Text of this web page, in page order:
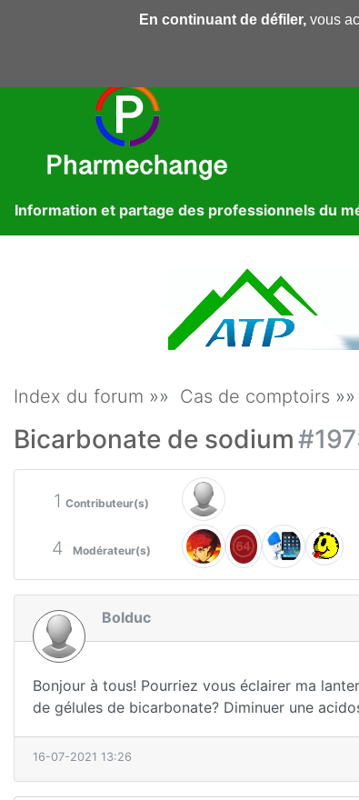
Pharmechange Forums Dossiers
Information et partage des professionnels du
Index du forum »» Cas de comptoirs
Bicarbonate de sodium
1 Contributeur(s)
4 Modérateur(s)
Bolduc
Bonjour à tous! Pourriez vous éclairer ma
de gélules de bicarbonate? Diminuer une
16-07-2021 13:26
En continuant de défiler,vous